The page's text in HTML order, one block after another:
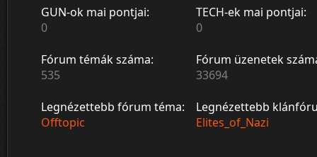
GUN-ok mai pontjai:
0
TECH-ek mai pontjai:
0
Fórum témák száma:
535
Fórum üzenetek
33694
Legnézettebb fórum téma:
Offtopic
Legnézettebb
Elites_of_Nazi